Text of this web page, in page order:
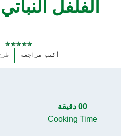
الفلفل
يتم
أكتب مراجعة
00 دقيقة
Cooking Time